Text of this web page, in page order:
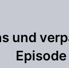
und
Episode